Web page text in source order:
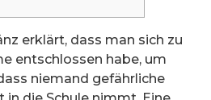
erklärt, dass man sich zu
entschlossen habe, um
niemand gefährliche